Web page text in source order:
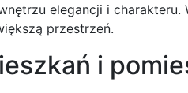
elegancji i
przestrzeń.
i